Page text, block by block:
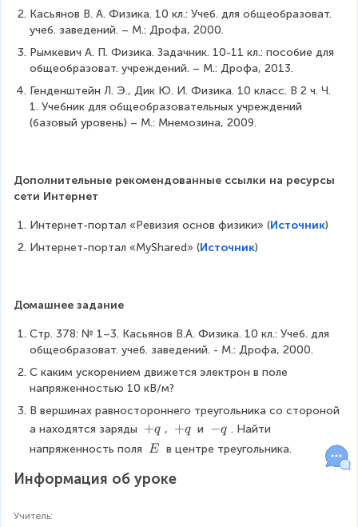
Касьянов В. А. Физика. 10 кл.: Учеб. для общеобразоват.
учеб. заведений. – М.: Дрофа, 2000.
Рымкевич А. П. Физика. Задачник. 10-11 кл.: пособие для
общеобразоват. учреждений. – М.: Дрофа, 2013.
Генденштейн Л. Э., Дик Ю. И. Физика. 10 класс. В 2 ч. Ч.
1. Учебник для общеобразовательных учреждений
(базовый уровень) – М.: Мнемозина, 2009.
Дополнительные рекомендованные ссылки на ресурсы
сети Интернет
Интернет-портал «Ревизия основ физики» (Источник)
Интернет-портал «MyShared» (Источник)
Домашнее задание
Стр. 378: № 1–3. Касьянов В.А. Физика. 10 кл.: Учеб. для
общеобразоват. учеб. заведений. - М.: Дрофа, 2000.
С каким ускорением движется электрон в поле
напряженностью 10 кВ/м?
В вершинах равностороннего треугольника со стороной
a находятся заряды +
+q , +
q
+q и -
q
−q . Найти
напряженность поля \
E
E в центре треугольника.
Информация об уроке
Учитель: